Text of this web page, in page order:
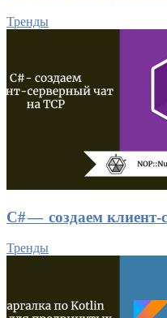
Тренды
C# — создаем
Тренды